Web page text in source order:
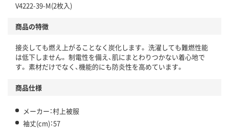
V4222-39-M(2枚入)
商品の特徴
接炎しても燃え上がることなく炭化します。 洗濯しても難燃性能
は低下しません。 制電性を備え、肌にまとわりつかない着心地で
す。 素材だけでなく、機能的にも防炎性を高めています。
商品仕様
メーカー：村上被服
袖丈(cm)：57